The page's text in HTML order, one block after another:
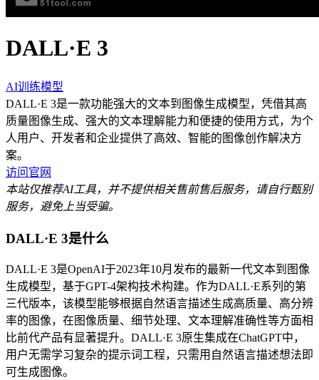
DALL·E 3
AI训练模型
DALL·E 3是一款功能强大的文本到图像生成模型，凭借其高
质量图像生成、强大的文本理解能力和便捷的使用方式，为个
人用户、开发者和企业提供了高效、智能的图像创作解决方
案。
访问官网
本站仅推荐AI工具，并不提供相关售前售后服务，请自行甄别
服务，避免上当受骗。
DALL·E 3是什么
DALL·E 3是OpenAI于2023年10月发布的最新一代文本到图像
生成模型，基于GPT-4架构技术构建。作为DALL·E系列的第
三代版本，该模型能够根据自然语言描述生成高质量、高分辨
率的图像，在图像质量、细节处理、文本理解准确性等方面相
比前代产品有显著提升。DALL·E 3原生集成在ChatGPT中，
用户无需学习复杂的提示词工程，只需用自然语言描述想法即
可生成图像。